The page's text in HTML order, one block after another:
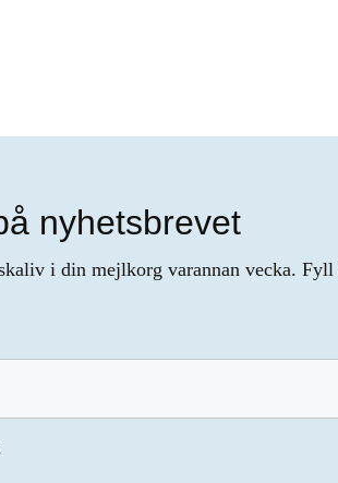
nyhetsbrevet
i din mejlkorg varannan vecka.